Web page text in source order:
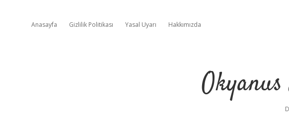
Anasayfa Gizlilik Politikası Yasal Uyarı Hakkımızda